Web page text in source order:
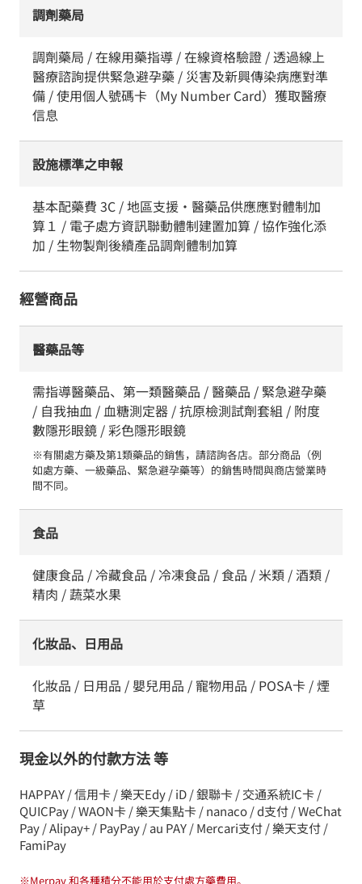
調劑藥局
調劑藥局 / 在線用藥指導 / 在線資格驗證 / 透過線上
醫療諮詢提供緊急避孕藥 / 災害及新興傳染病應對準
備 / 使用個人號碼卡（My Number Card）獲取醫療
信息
設施標準之申報
基本配藥費 3C / 地區支援・醫藥品供應應對體制加
算１ / 電子處方資訊聯動體制建置加算 / 協作強化添
加 / 生物製劑後續產品調劑體制加算
經營商品
醫藥品等
需指導醫藥品、第一類醫藥品 / 醫藥品 / 緊急避孕藥
/ 自我抽血 / 血糖測定器 / 抗原檢測試劑套組 / 附度
數隱形眼鏡 / 彩色隱形眼鏡
※有關處方藥及第1類藥品的銷售，請諮詢各店。部分商品（例
如處方藥、一級藥品、緊急避孕藥等）的銷售時間與商店營業時
間不同。
食品
健康食品 / 冷藏食品 / 冷凍食品 / 食品 / 米類 / 酒類 /
精肉 / 蔬菜水果
化妝品、日用品
化妝品 / 日用品 / 嬰兒用品 / 寵物用品 / POSA卡 / 煙
草
現金以外的付款方法 等
HAPPAY / 信用卡 / 樂天Edy / iD / 銀聯卡 / 交通系統IC卡 /
QUICPay / WAON卡 / 樂天集點卡 / nanaco / d支付 / WeChat
Pay / Alipay+ / PayPay / au PAY / Mercari支付 / 樂天支付 /
FamiPay
※Merpay 和各種積分不能用於支付處方藥費用。